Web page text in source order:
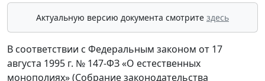
Актуальную версию документа смотрите здесь
В соответствии с Федеральным законом от 17
августа 1995 г. № 147-ФЗ «О естественных
монополиях» (Собрание законодательства